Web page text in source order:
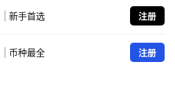
新手首选 注册
币种最全 注册